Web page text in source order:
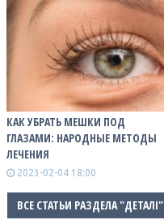
КАК УБРАТЬ МЕШКИ ПОД
ГЛАЗАМИ: НАРОДНЫЕ МЕТОДЫ
ЛЕЧЕНИЯ
2023-02-04 18:00
ВСЕ СТАТЬИ РАЗДЕЛА "ДЕТАЛІ"